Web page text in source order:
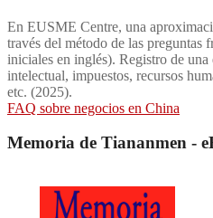
En EUSME Centre, una
través del método de las preguntas
iniciales en inglés). Registro de
intelectual, impuestos, recursos
etc. (2025).
FAQ sobre negocios en China
Memoria de Tiananmen -